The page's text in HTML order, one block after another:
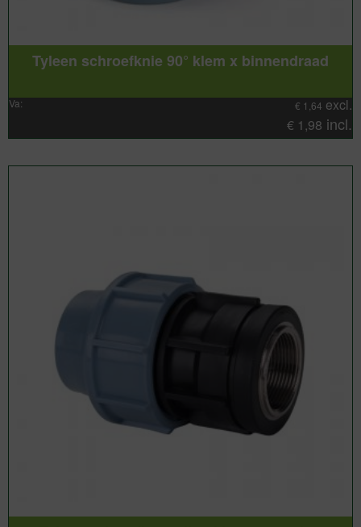
Tyleen schroefknie 90° klem x binnendraad
Va: € 1,64 excl.
€ 1,98 incl.